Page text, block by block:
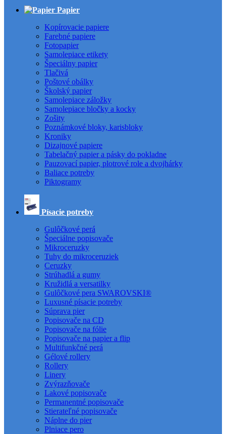
Papier
Kopírovacie papiere
Farebné papiere
Fotopapier
Samolepiace etikety
Špeciálny papier
Tlačivá
Poštové obálky
Školský papier
Samolepiace záložky
Samolepiace bločky a kocky
Zošity
Poznámkové bloky, karisbloky
Kroniky
Dizajnové papiere
Tabelačný papier a pásky do pokladne
Pauzovací papier, plotrové role a dvojhárky
Baliace potreby
Piktogramy
Písacie potreby
Gulôčkové perá
Špeciálne popisovače
Mikroceruzky
Tuhy do mikroceruziek
Ceruzky
Strúhadlá a gumy
Kružidlá a versatilky
Gulôčkové pera SWAROVSKI®
Luxusné písacie potreby
Súprava pier
Popisovače na CD
Popisovače na fólie
Popisovače na papier a flip
Multifunkčné perá
Gélové rollery
Rollery
Linery
Zvýrazňovače
Lakové popisovače
Permanentné popisovače
Stierateľné popisovače
Náplne do pier
Plniace pero